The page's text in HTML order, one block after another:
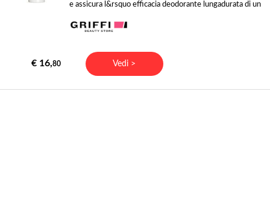
e assicura l&rsquo efficacia deodorante lungadurata di un
€ 16,80 Vedi >